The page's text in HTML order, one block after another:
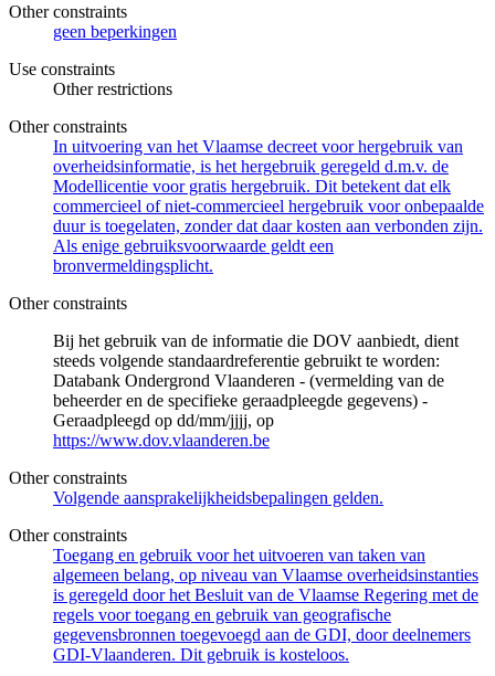
Other constraints
geen beperkingen
Use constraints
Other restrictions
Other constraints
In uitvoering van het Vlaamse decreet voor hergebruik van
overheidsinformatie, is het hergebruik geregeld d.m.v. de
Modellicentie voor gratis hergebruik. Dit betekent dat elk
commercieel of niet-commercieel hergebruik voor onbepaalde
duur is toegelaten, zonder dat daar kosten aan verbonden zijn.
Als enige gebruiksvoorwaarde geldt een
bronvermeldingsplicht.
Other constraints
Bij het gebruik van de informatie die DOV aanbiedt, dient
steeds volgende standaardreferentie gebruikt te worden:
Databank Ondergrond Vlaanderen - (vermelding van de
beheerder en de specifieke geraadpleegde gegevens) -
Geraadpleegd op dd/mm/jjjj, op
https://www.dov.vlaanderen.be
Other constraints
Volgende aansprakelijkheidsbepalingen gelden.
Other constraints
Toegang en gebruik voor het uitvoeren van taken van
algemeen belang, op niveau van Vlaamse overheidsinstanties
is geregeld door het Besluit van de Vlaamse Regering met de
regels voor toegang en gebruik van geografische
gegevensbronnen toegevoegd aan de GDI, door deelnemers
GDI-Vlaanderen. Dit gebruik is kosteloos.